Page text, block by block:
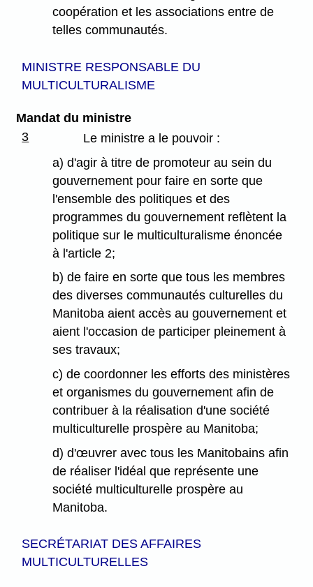
coopération et les associations entre de
telles communautés.
MINISTRE RESPONSABLE DU
MULTICULTURALISME
Mandat du ministre
3
Le ministre a le pouvoir :
a) d'agir à titre de promoteur au sein du
gouvernement pour faire en sorte que
l'ensemble des politiques et des
programmes du gouvernement reflètent la
politique sur le multiculturalisme énoncée
à l'article 2;
b) de faire en sorte que tous les membres
des diverses communautés culturelles du
Manitoba aient accès au gouvernement et
aient l'occasion de participer pleinement à
ses travaux;
c) de coordonner les efforts des ministères
et organismes du gouvernement afin de
contribuer à la réalisation d'une société
multiculturelle prospère au Manitoba;
d) d'œuvrer avec tous les Manitobains afin
de réaliser l'idéal que représente une
société multiculturelle prospère au
Manitoba.
SECRÉTARIAT DES AFFAIRES
MULTICULTURELLES